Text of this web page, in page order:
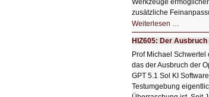
Werkzeuge
zusätzliche
Weiterlesen …
mit
einem
Klick
HIZ606:
mit
einem
Klick
HIZ605: Der Ausbruch
Prof Michael Schwertel
das der Ausbruch der
GPT 5.1 Sol KI
Testumgebung